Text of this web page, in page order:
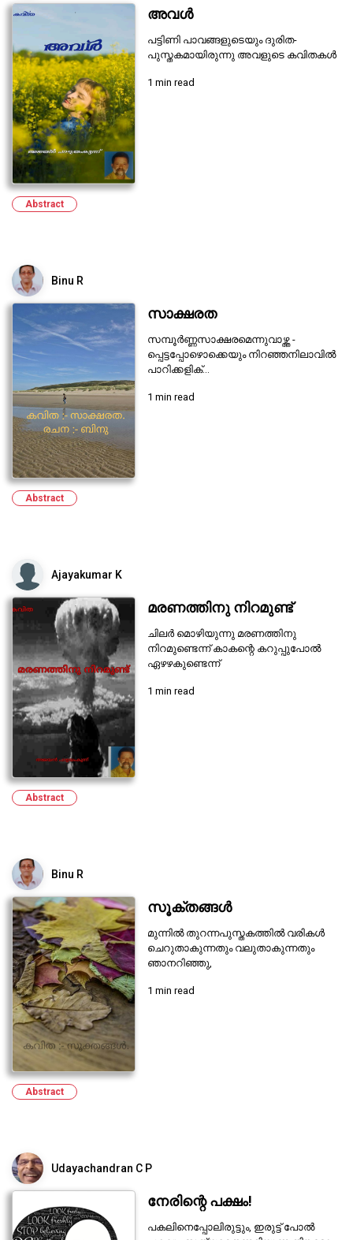
അവൾ
പട്ടിണി പാവങ്ങളുടെയും ദുരിത-
പുസ്തകമായിരുന്നു അവളുടെ കവിതകൾ
1 min read
Abstract
Binu R
സാക്ഷരത
സമ്പൂർണ്ണസാക്ഷരമെന്നുവാഴ്ത്ത -
പ്പെട്ടപ്പോഴൊക്കെയും നിറഞ്ഞനിലാവിൽ
പാറിക്കളിക്...
1 min read
Abstract
Ajayakumar K
മരണത്തിനു നിറമുണ്ട്
ചിലർ മൊഴിയുന്നു മരണത്തിനു
നിറമുണ്ടെന്ന് കാകന്റെ കറുപ്പുപോൽ
ഏഴഴകുണ്ടെന്ന്
1 min read
Abstract
Binu R
സൂക്തങ്ങൾ
മുന്നിൽ തുറന്നപുസ്തകത്തിൽ വരികൾ
ചെറുതാകുന്നതും വലുതാകുന്നതും
ഞാനറിഞ്ഞു,
1 min read
Abstract
Udayachandran C P
നേരിന്റെ പക്ഷം!
പകലിനെപ്പോലിരുട്ടും, ഇരുട്ട് പോൽ